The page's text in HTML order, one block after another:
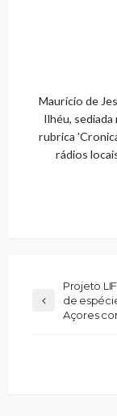
Maurício de
Ilhéu, sediada
rubrica
rádios
Projeto
de
Açores